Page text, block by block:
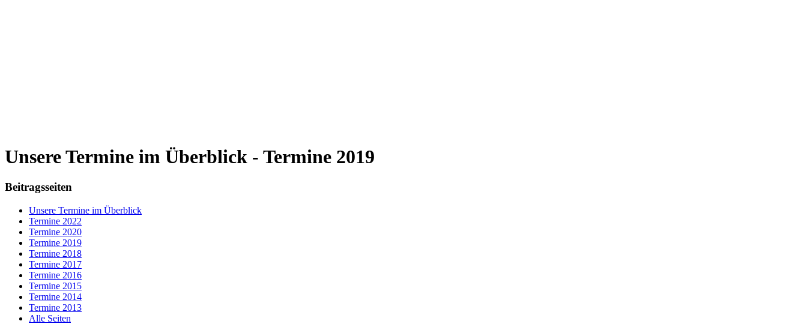
Unsere Termine im Überblick - Termine 2019
Beitragsseiten
Unsere Termine im Überblick
Termine 2022
Termine 2020
Termine 2019
Termine 2018
Termine 2017
Termine 2016
Termine 2015
Termine 2014
Termine 2013
Alle Seiten